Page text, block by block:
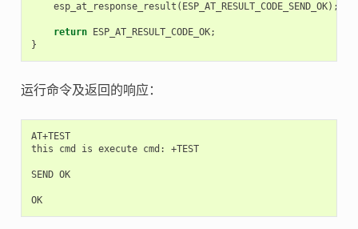
esp_at_response_result ( ESP_AT_RESULT_CODE_SEND_OK);
return ESP_AT_RESULT_CODE_OK;
}
运行命令及返回的响应：
AT+TEST
this cmd is execute cmd: +TEST
SEND OK
OK